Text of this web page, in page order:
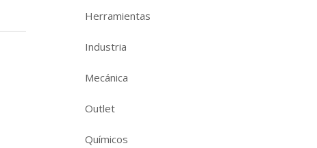
Herramientas
Industria
Mecánica
Outlet
Químicos